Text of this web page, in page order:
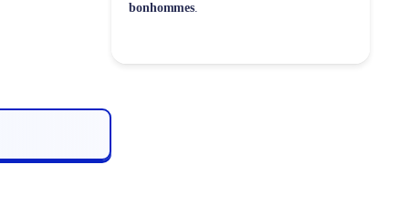
bonhommes.